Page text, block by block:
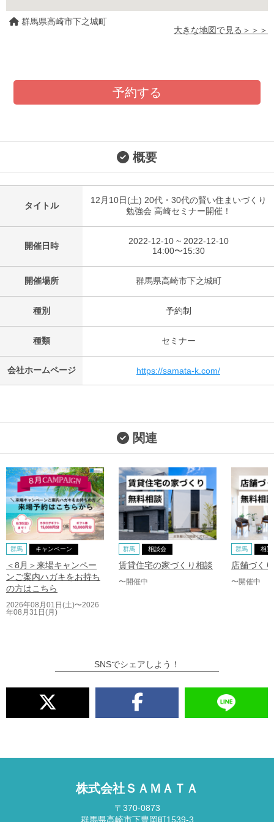
群馬県高崎市下之城町
大きな地図で見る＞＞＞
予約する
概要
タイトル
12月10日(土) 20代・30代の賢い住まいづくり
勉強会 高崎セミナー開催！
開催日時
2022-12-10 ~ 2022-12-10
14:00〜15:30
開催場所 群馬県高崎市下之城町
種別 予約制
種類 セミナー
会社ホームページ https://samata-k.com/
関連
群馬 キャンペーン
＜8月＞来場キャンペー
ンご案内ハガキをお持ち
の方はこちら
2026年08月01日(土)〜2026
年08月31日(月)
群馬 相談会
賃貸住宅の家づくり相談
〜開催中
群馬 相談
店舗づく
〜開催中
SNSでシェアしよう！
株式会社ＳＡＭＡＴＡ
〒370-0873
群馬県高崎市下豊岡町1539-3